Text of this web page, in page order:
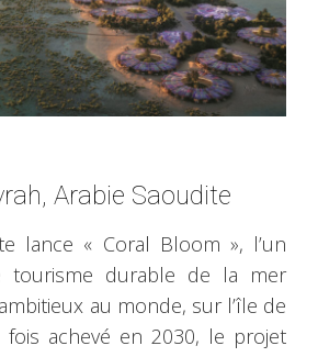
Arabie Saoudite
lance « Coral Bloom », l’un
tourisme durable de la mer
au monde, sur l’île de
fois achevé en 2030, le projet